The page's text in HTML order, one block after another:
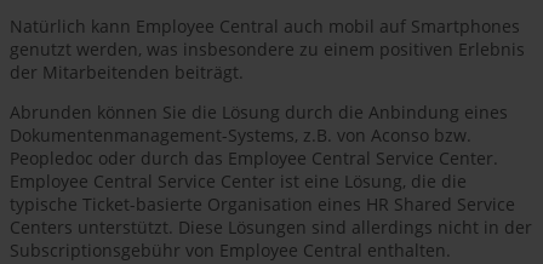
Natürlich kann Employee Central auch mobil auf Smartphones
genutzt werden, was insbesondere zu einem positiven Erlebnis
der Mitarbeitenden beiträgt.
Abrunden können Sie die Lösung durch die Anbindung eines
Dokumentenmanagement-Systems, z.B. von Aconso bzw.
Peopledoc oder durch das Employee Central Service Center.
Employee Central Service Center ist eine Lösung, die die
typische Ticket-basierte Organisation eines HR Shared Service
Centers unterstützt. Diese Lösungen sind allerdings nicht in der
Subscriptionsgebühr von Employee Central enthalten.